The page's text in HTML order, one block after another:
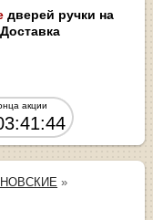
дверей ручки на
акции
»